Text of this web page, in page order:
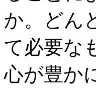
か。どん
て必要な
心が豊か